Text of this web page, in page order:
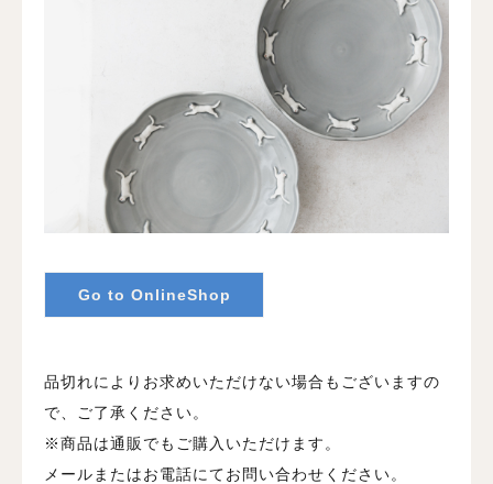
Go to OnlineShop
品切れによりお求めいただけない場合もございますの
で、ご了承ください。
※商品は通販でもご購入いただけます。
メールまたはお電話にてお問い合わせください。